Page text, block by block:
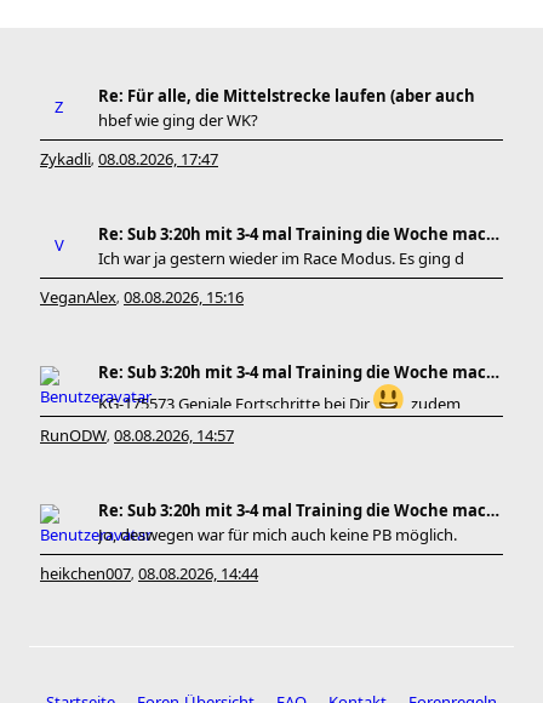
Re: Für alle, die Mittelstrecke laufen (aber auch
hbef wie ging der WK?
Zykadli, 08.08.2026, 17:47
Re: Sub 3:20h mit 3-4 mal Training die Woche machb
Ich war ja gestern wieder im Race Modus. Es ging d
VeganAlex, 08.08.2026, 15:16
Re: Sub 3:20h mit 3-4 mal Training die Woche machb
KG-175573 Geniale Fortschritte bei Dir
, zudem
RunODW, 08.08.2026, 14:57
Re: Sub 3:20h mit 3-4 mal Training die Woche machb
Jo, deswegen war für mich auch keine PB möglich.
heikchen007, 08.08.2026, 14:44